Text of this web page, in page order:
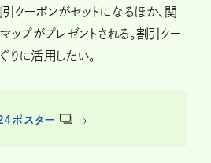
クーポンがセットになるほか、関
ップがプレゼントされる。割引クー
りに活用したい。
ポスター